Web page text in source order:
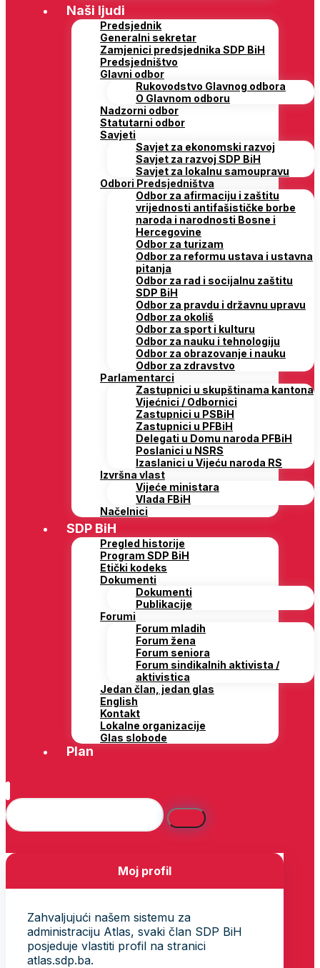
Naši ljudi
Predsjednik
Generalni sekretar
Zamjenici predsjednika SDP BiH
Predsjedništvo
Glavni odbor
Rukovodstvo Glavnog odbora
O Glavnom odboru
Nadzorni odbor
Statutarni odbor
Savjeti
Savjet za ekonomski razvoj
Savjet za razvoj SDP BiH
Savjet za lokalnu samoupravu
Odbori Predsjedništva
Odbor za afirmaciju i zaštitu
vrijednosti antifašističke borbe
naroda i narodnosti Bosne i
Hercegovine
Odbor za turizam
Odbor za reformu ustava i ustavna
pitanja
Odbor za rad i socijalnu zaštitu
SDP BiH
Odbor za pravdu i državnu upravu
Odbor za okoliš
Odbor za sport i kulturu
Odbor za nauku i tehnologiju
Odbor za obrazovanje i nauku
Odbor za zdravstvo
Parlamentarci
Zastupnici u skupštinama kantona
Vijećnici / Odbornici
Zastupnici u PSBiH
Zastupnici u PFBiH
Delegati u Domu naroda PFBiH
Poslanici u NSRS
Izaslanici u Vijeću naroda RS
Izvršna vlast
Vijeće ministara
Vlada FBiH
Načelnici
SDP BiH
Pregled historije
Program SDP BiH
Etički kodeks
Dokumenti
Dokumenti
Publikacije
Forumi
Forum mladih
Forum žena
Forum seniora
Forum sindikalnih aktivista /
aktivistica
Jedan član, jedan glas
English
Kontakt
Lokalne organizacije
Glas slobode
Plan
Moj profil
Zahvaljujući našem sistemu za
administraciju Atlas, svaki član SDP BiH
posjeduje vlastiti profil na stranici
atlas.sdp.ba.